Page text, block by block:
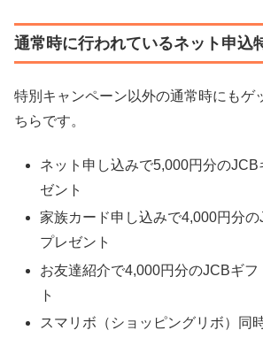
通常時に行われているネット申込
特別キャンペーン以外の通常時にもゲ
ちらです。
ネット申し込みで5,000円分のJCB
ゼント
家族カード申し込みで4,000円分
プレゼント
お友達紹介で4,000円分のJCBギ
ト
スマリボ（ショッピングリボ）同